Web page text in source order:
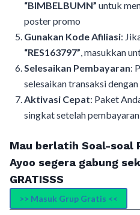
“BIMBELBUMN” untuk
poster promo
Gunakan Kode Afiliasi:
“RES163797”, masukkan
Selesaikan Pembayaran:
selesaikan transaksi dengan
Aktivasi Cepat: Paket
singkat setelah
Mau berlatih Soal-soal
Ayoo segera gabung
GRATISSS
>> Masuk Grup Gratis <<